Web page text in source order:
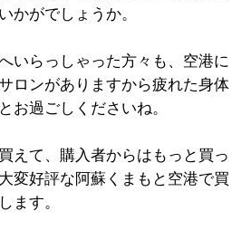
かがでしょうか。
いらっしゃった方々も、空港に
ロンがありますから疲れた身体
お過ごしくださいね。
えて、購入者からはもっと買っ
変好評な阿蘇くまもと空港で買
ます。